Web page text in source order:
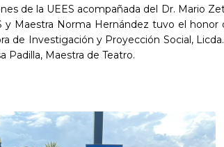
de la UEES acompañada del Dr. Mario
y Maestra Norma Hernández tuvo el honor
de Investigación y Proyección Social,
Padilla, Maestra de Teatro.